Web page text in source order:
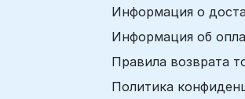
Информация о
Информация об
Правила возврата
Политика